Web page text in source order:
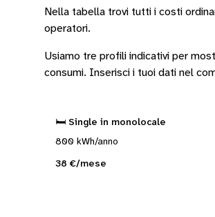
Nella tabella trovi tutti i costi
operatori.
Usiamo tre profili indicativi per
consumi. Inserisci i tuoi dati nel
🛏️ Single in monolocale
800 kWh/anno
38 €/mese